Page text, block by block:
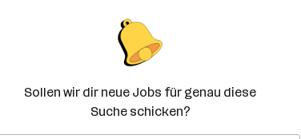
Sollen wir dir neue Jobs für genau diese
Suche schicken?